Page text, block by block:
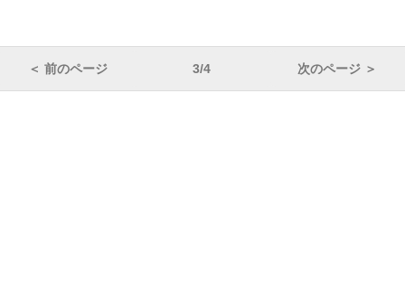
＜ 前のページ 3/4 次のページ ＞